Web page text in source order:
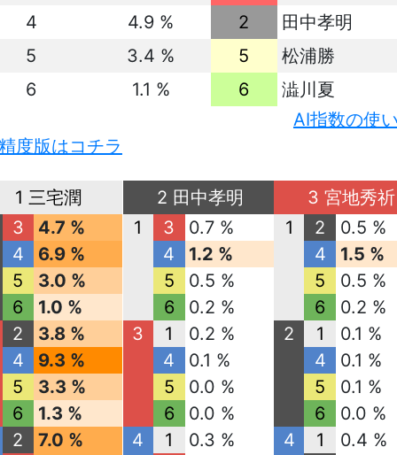
4
4.9 % 2
田中孝明
5
3.4 % 5
松浦勝
6
1.1 % 6
澁川夏
AI指数の使
度版はコチラ
1 三宅潤
3
4.7 %
4
6.9 %
5
3.0 %
6
1.0 %
2
3.8 %
4
9.3 %
5
3.3 %
6
1.3 %
2
7.0 %
2 田中孝明
1
3
0.7 %
4
1.2 %
5
0.5 %
6
0.2 %
3
1
0.2 %
4
0.1 %
5
0.0 %
6
0.0 %
4
1
0.3 %
3 宮地秀祈
1
2
0.5 %
4
1.5 %
5
0.5 %
6
0.2 %
2
1
0.1 %
4
0.1 %
5
0.1 %
6
0.0 %
4
1
0.4 %